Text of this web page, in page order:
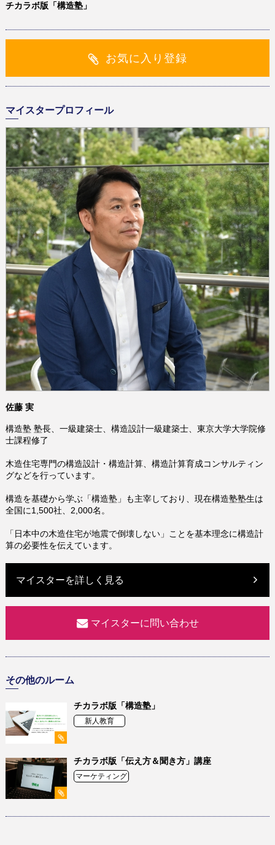
チカラボ版「構造塾」
お気に入り登録
マイスタープロフィール
佐藤 実
構造塾 塾長、一級建築士、構造設計一級建築士、東京大学大学院修
士課程修了
木造住宅専門の構造設計・構造計算、構造計算育成コンサルティン
グなどを行っています。
構造を基礎から学ぶ「構造塾」も主宰しており、現在構造塾塾生は
全国に1,500社、2,000名。
「日本中の木造住宅が地震で倒壊しない」ことを基本理念に構造計
算の必要性を伝えています。
マイスターを詳しく見る
マイスターに問い合わせ
その他のルーム
チカラボ版「構造塾」
新人教育
チカラボ版「伝え方＆聞き方」講座
マーケティング